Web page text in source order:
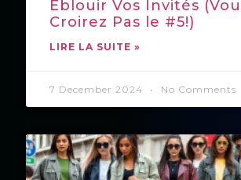
Éblouir Vos Invités
Croirez Pas le #5!)
LIRE LA SUITE »
7 December 2024 No Comments